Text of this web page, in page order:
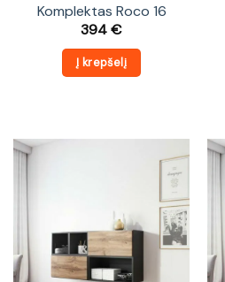
Komplektas Roco 16
394€
Į krepšelį